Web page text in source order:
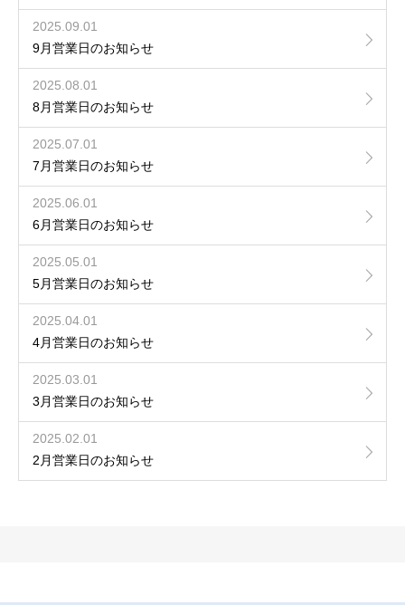
2025.09.01
9月営業日のお知らせ
2025.08.01
8月営業日のお知らせ
2025.07.01
7月営業日のお知らせ
2025.06.01
6月営業日のお知らせ
2025.05.01
5月営業日のお知らせ
2025.04.01
4月営業日のお知らせ
2025.03.01
3月営業日のお知らせ
2025.02.01
2月営業日のお知らせ